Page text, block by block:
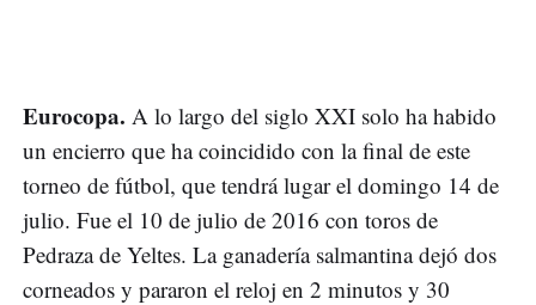
Eurocopa. A lo largo del siglo XXI solo ha habido
un encierro que ha coincidido con la final de este
torneo de fútbol, que tendrá lugar el domingo 14 de
julio. Fue el 10 de julio de 2016 con toros de
Pedraza de Yeltes. La ganadería salmantina dejó dos
corneados y pararon el reloj en 2 minutos y 30